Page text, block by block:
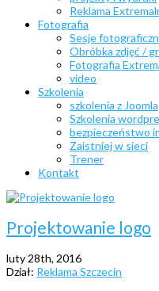
Reklama
Fotografia
Sesje
Obróbka zdjęć /
Fotografia
video
Szkolenia
szkolenia z Joomla
Szkolenia
bezpieczeństwo
Zaistniej w sieci
Trener
Kontakt
Projektowanie logo
luty 28th, 2016
Dział: Reklama Szczecin